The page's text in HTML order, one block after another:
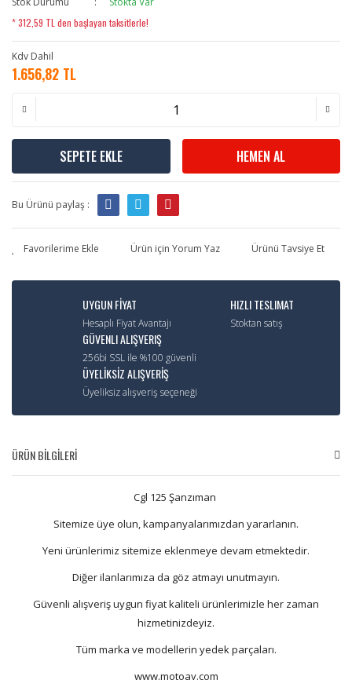
* 312,59 TL den başlayan taksitlerle!
Kdv Dahil
1.656,82 TL
SEPETE EKLE HEMEN AL
Bu Ürünü paylaş :
Ürün için Yorum Yaz Ürünü Tavsiye Et
UYGUN FİYAT
Hesaplı Fiyat Avantajı
HIZLI TESLIMAT
Stoktan satış
GÜVENLI ALIŞVERIŞ
256bi SSL ile %100 güvenli
ÜYELİKSİZ ALIŞVERİŞ
Üyeliksiz alışveriş seçeneği
ÜRÜN BİLGİLERİ
Cgl 125 Şanzıman
Sitemize üye olun, kampanyalarımızdan yararlanın.
Yeni ürünlerimiz sitemize eklenmeye devam etmektedir.
Diğer ilanlarımıza da göz atmayı unutmayın.
Güvenli alışveriş uygun fiyat kaliteli ürünlerimizle her zaman
hizmetinizdeyiz.
Tüm marka ve modellerin yedek parçaları.
www.motoay.com